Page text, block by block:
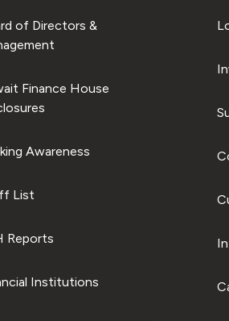
of Directors &
Finance House
Awareness
List
Reports
Institutions